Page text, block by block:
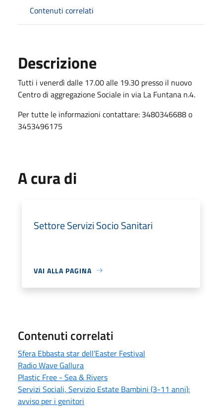
Contenuti correlati
Descrizione
Tutti i venerdì dalle 17.00 alle 19.30 presso il nuovo
Centro di aggregazione Sociale in via La Funtana n.4.
Per tutte le informazioni contattare: 3480346688 o
3453496175
A cura di
Settore Servizi Socio Sanitari
VAI ALLA PAGINA
Contenuti correlati
Sfera Ebbasta star dell’Easter Festival
Radio Wave Gallura
Plastic Free - Sea & Rivers
Servizi Sociali, Servizio Estate Bambini (3-11 anni):
avviso per i genitori